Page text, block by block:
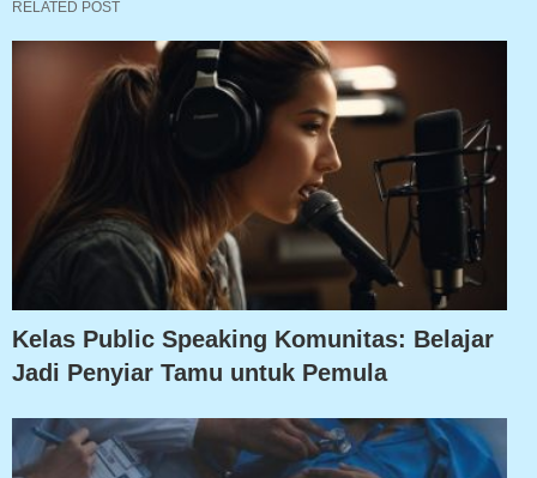
RELATED POST
Kelas Public Speaking Komunitas: Belajar
Jadi Penyiar Tamu untuk Pemula